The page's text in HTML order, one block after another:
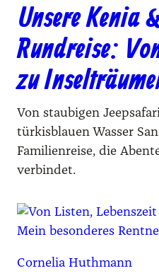
Unsere Kenia
Rundreise:
zu
Von staubigen
türkisblauen Wasser
Familienreise, die
verbindet.
Cornelia Huthmann